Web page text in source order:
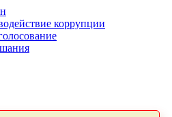
коррупции